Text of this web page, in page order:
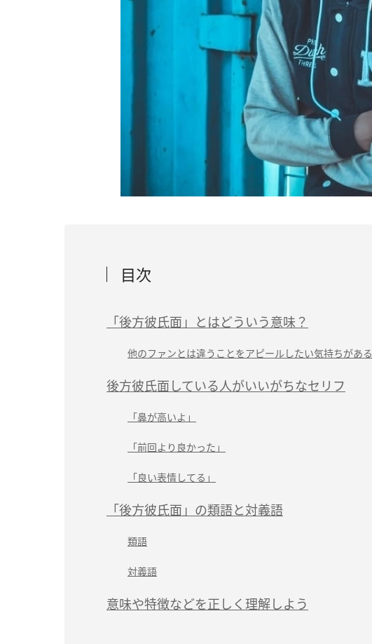
目次
「後方彼氏面」とはどういう意味？
他のファンとは違うことをアピールしたい気持ちがある
後方彼氏面している人がいいがちなセリフ
「鼻が高いよ」
「前回より良かった」
「良い表情してる」
「後方彼氏面」の類語と対義語
類語
対義語
意味や特徴などを正しく理解しよう